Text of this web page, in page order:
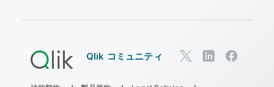
Qlik コミュニティ